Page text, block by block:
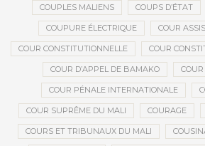
COUPLES MALIENS COUPS D’ÉTAT
COUPURE ÉLECTRIQUE COUR
COUR CONSTITUTIONNELLE COUR
COUR D’APPEL DE BAMAKO
COUR PÉNALE INTERNATIONALE
COUR SUPRÊME DU MALI COURAGE
COURS ET TRIBUNAUX DU MALI